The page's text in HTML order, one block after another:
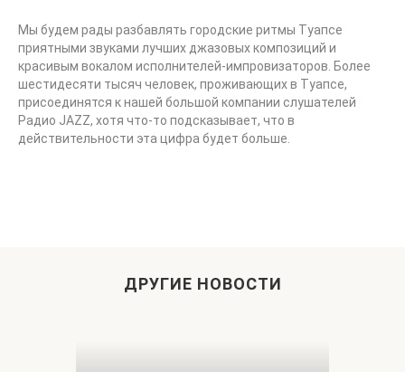
Мы будем рады разбавлять городские ритмы Туапсе
приятными звуками лучших джазовых композиций и
красивым вокалом исполнителей-импровизаторов. Более
шестидесяти тысяч человек, проживающих в Туапсе,
присоединятся к нашей большой компании слушателей
Радио JAZZ, хотя что-то подсказывает, что в
действительности эта цифра будет больше.
ДРУГИЕ НОВОСТИ